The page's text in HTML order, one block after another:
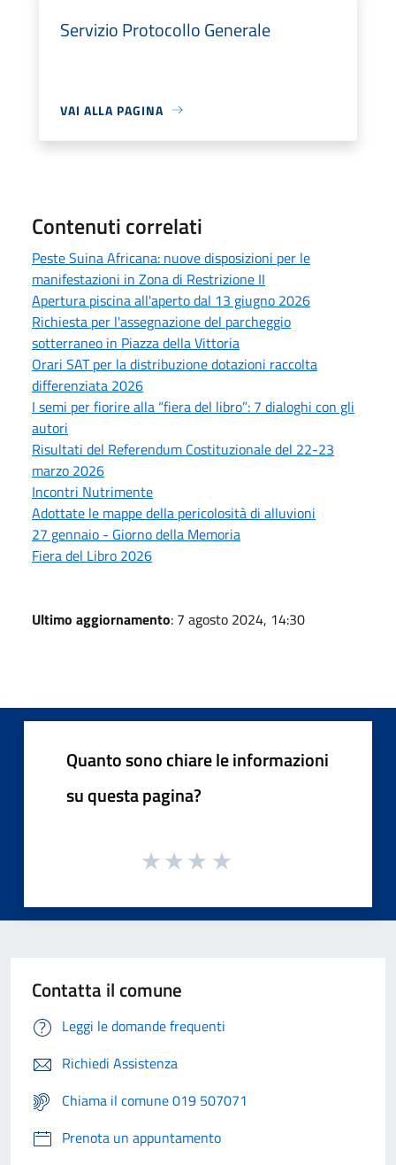
Servizio Protocollo Generale
VAI ALLA PAGINA
Contenuti correlati
Peste Suina Africana: nuove disposizioni per le
manifestazioni in Zona di Restrizione II
Apertura piscina all'aperto dal 13 giugno 2026
Richiesta per l'assegnazione del parcheggio
sotterraneo in Piazza della Vittoria
Orari SAT per la distribuzione dotazioni raccolta
differenziata 2026
I semi per fiorire alla “fiera del libro”: 7 dialoghi con gli
autori
Risultati del Referendum Costituzionale del 22-23
marzo 2026
Incontri Nutrimente
Adottate le mappe della pericolosità di alluvioni
27 gennaio - Giorno della Memoria
Fiera del Libro 2026
Ultimo aggiornamento: 7 agosto 2024, 14:30
Quanto sono chiare le informazioni
su questa pagina?
Contatta il comune
Leggi le domande frequenti
Richiedi Assistenza
Chiama il comune 019 507071
Prenota un appuntamento